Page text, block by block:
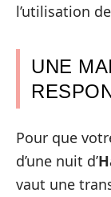
l’utilisation
UNE
Pour que
d’une nuit d’
vaut une